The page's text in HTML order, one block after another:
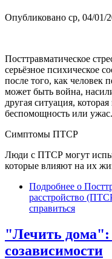
Опубликовано ср, 04/01/
Посттравматическое
серьёзное психическое
после того, как человек
может быть война,
другая ситуация,
беспомощность или ужас.
Симптомы ПТСР
Люди с ПТСР могут
которые влияют на их
Подробнее о
расстройство
справиться
"Лечить
созависимости